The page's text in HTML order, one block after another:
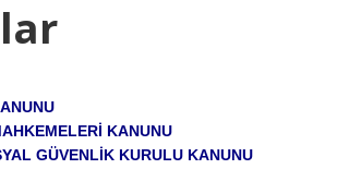
KANUNU
GÜVENLİK KURULU KANUNU